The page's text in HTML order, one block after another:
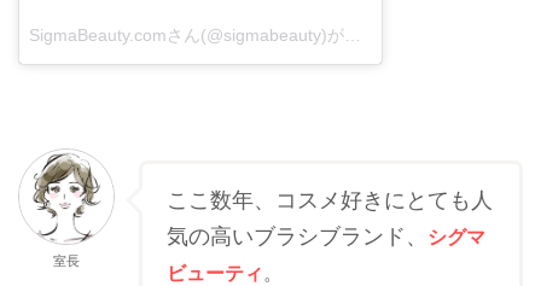
室長
ここ数年、コスメ好きにとても人
気の高いブラシブランド、 シグマ
ビューティ 。